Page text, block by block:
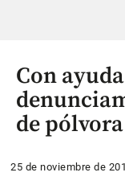
Con
de pólvora
25 de noviembre de